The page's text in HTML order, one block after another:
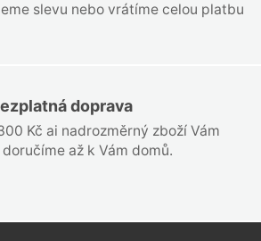
slevu nebo vrátíme celou platbu
doprava
Kč ai nadrozměrný zboží Vám
až k Vám domů.